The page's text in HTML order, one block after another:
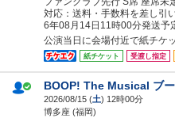
対応：送料・手数料を差し引
6年08月14日11時00分発送予
公演当日に会場付近で紙チケ
紙チケット 受渡し指定
BOOP! The Musical ブ
2026/08/15 (土) 12時00分
博多座 (福岡)